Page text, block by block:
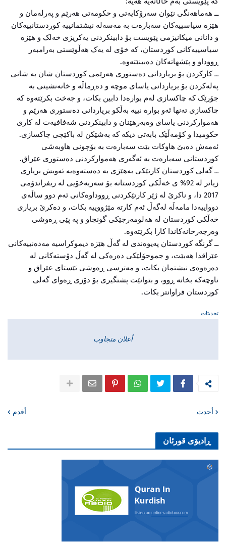
ــ هەماهەنگی نێوان سەرۆکایەتی و حکومەتی هەرێم و پەرلەمان و
هێزە سیاسییەکان سەبارەت بە مەسەلە نیشتمانییە کوردستانییەکان
و دانانی میکانیزمی پێویست بۆ دابینکردنی یەکریزی خەلک و هێزە
سیاسییەکانی کوردستان، کە خۆی لە یەک هەڵوێستی بەرامبەر
ڕووداو و پێشهاتەکان دەبینێتەوە.
ــ کارکردن بۆ بریاردانی دەستوری هەرێمی کوردستان شان بە شانی
پەلەکردن بۆ بریاردانی یاسای موچە و دەڕماڵە و خانەنشینی بە
جۆرێک کە چاکسازی لەم بوارەدا دابین بکات، و جەخت بکرێتەوە کە
چاکسازی تەنها ئەو بوارە نییە بەڵکو بریاردانی دەستوری هەرێم و
هەموارکردنی یاسای وەبەرهێنان و دابینکردنی شەفافیەت لە کاری
حکومیدا و کۆمەڵێک بابەتی دیکە کە بەشێکن لە باکێچی چاکسازی.
ئەمەش دەبێ هاوکات بێت سەبارەت بە بۆچونی هاوبەشی
کوردستانی سەبارەت بە ئەگەری هەموارکردنی دەستوری عێراق.
ــ گەلی کوردستان کارتێکی بەهێزی بە دەستەوەیە ئەویش بریاری
زیاتر لە 92% ی خەڵکی کوردستانە بۆ سەربەخۆیی لە ریفراندۆمی
2017 دا، و ناکرێ لە ژێر کارتێکردنی ڕووداوەکانی ئەم دوو ساڵەی
دوواییەدا مامەڵە لەگەڵ ئەم کارتە مێژووییە بکات، و دەکرێ بریاری
خەڵکی کوردستان لە هەلومەرجێکی گونجاو و پە پێی ڕەوشی
وەرچەرخانەکاندا کارا بکرێتەوە.
ــ گرنگە کوردستان پەیوەندی لە گەڵ هێزە دیموکراسیە مەدەنییەکانی
عێراقدا هەبێت، و جموجۆلێکی دەرەکی لە گەڵ دۆستەکانی لە
دەرەوەی نیشتمان بکات، و مەترسی ڕەوشی ئێستای عێراق و
ناوچەکە بخاتە ڕوو، و بتوانێت پشتگیری بۆ دۆزی ڕەوای گەلی
کوردستان فراوانتر بکات.
تحديثات
أعلان متجاوب
أحدث أقدم
ڕادیۆی قورئان